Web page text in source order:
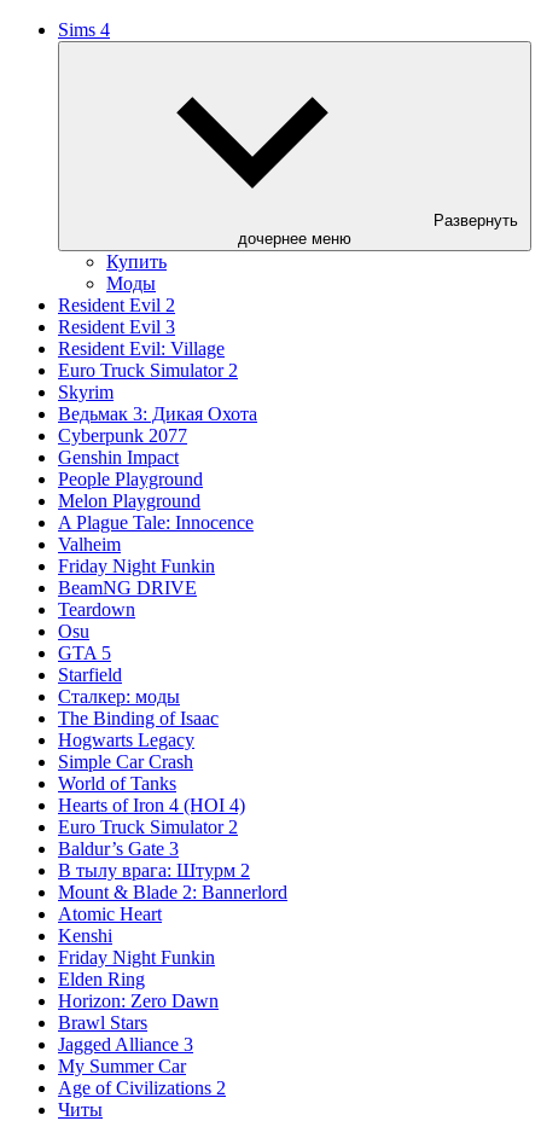
Sims 4
Развернуть
дочернее меню
Купить
Моды
Resident Evil 2
Resident Evil 3
Resident Evil: Village
Euro Truck Simulator 2
Skyrim
Ведьмак 3: Дикая Охота
Cyberpunk 2077
Genshin Impact
People Playground
Melon Playground
A Plague Tale: Innocence
Valheim
Friday Night Funkin
BeamNG DRIVE
Teardown
Osu
GTA 5
Starfield
Сталкер: моды
The Binding of Isaac
Hogwarts Legacy
Simple Car Crash
World of Tanks
Hearts of Iron 4 (HOI 4)
Euro Truck Simulator 2
Baldur’s Gate 3
В тылу врага: Штурм 2
Mount & Blade 2: Bannerlord
Atomic Heart
Kenshi
Friday Night Funkin
Elden Ring
Horizon: Zero Dawn
Brawl Stars
Jagged Alliance 3
My Summer Car
Age of Civilizations 2
Читы